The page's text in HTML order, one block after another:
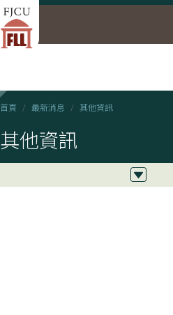
首頁 最新消息 其他資訊
其他資訊